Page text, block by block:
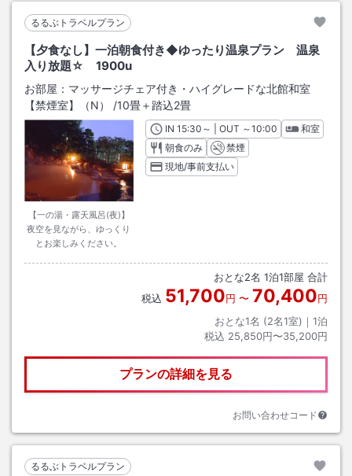
るるぶトラベルプラン
【夕食なし】一泊朝食付き◆ゆったり温泉プラン 温泉
入り放題☆ 1900u
お部屋： マッサージチェア付き・ハイグレードな北館和室
【禁煙室】（N）
/10畳＋踏込2畳
【一の湯・露天風呂(夜)】
夜空を見ながら、ゆっくり
とお楽しみください。
INチェックイン
15:30 ～ | OUT チェックアウト
～10:00
和室
朝食のみ
禁煙
現地/事前支払い
おとな2名 1泊1部屋 合計
税込 51,700円 〜 70,400円
おとな1名 (2名1室)｜ 1泊
税込 25,850円〜35,200円
プランの詳細を見る
お問い合わせコード
るるぶトラベルプラン